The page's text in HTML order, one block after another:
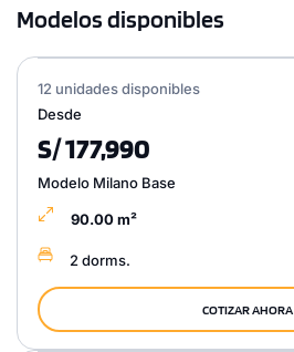
Modelos disponibles
12 unidades disponibles
Desde
S/ 177,990
Modelo Milano Base
90.00 m²
2 dorms.
COTIZAR AHORA